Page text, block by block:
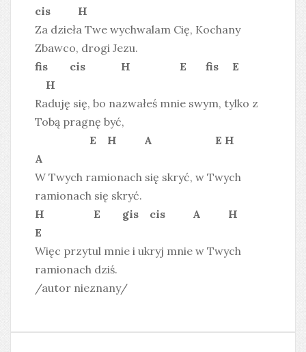
cis H
Za dzieła Twe wychwalam Cię, Kochany
Zbawco, drogi Jezu.
fis cis H E fis E
H
Raduję się, bo nazwałeś mnie swym, tylko z
Tobą pragnę być,
E H A E H
A
W Twych ramionach się skryć, w Twych
ramionach się skryć.
H E gis cis A H
E
Więc przytul mnie i ukryj mnie w Twych
ramionach dziś.
/autor nieznany/